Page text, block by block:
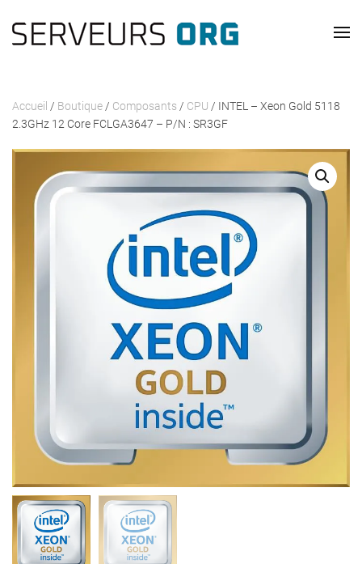
Passer au contenu principal
Accueil / Boutique / Composants / CPU / INTEL – Xeon Gold 5118
2.3GHz 12 Core FCLGA3647 – P/N : SR3GF